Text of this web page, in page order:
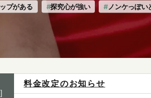
プがある 探究心が強い ノンケっぽい
X（旧Twitter）の表示不具合